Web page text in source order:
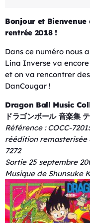
Bonjour et Bienvenue
rentrée 2018 !
Dans ce numéro nous
Lina Inverse va
et on va rencontrer
DanCougar !
Dragon Ball Music
ドラゴンボール 音楽集
Référence : COCC-
réédition remasterisée
7272
Sortie 25 septembre
Musique de Shunsuke